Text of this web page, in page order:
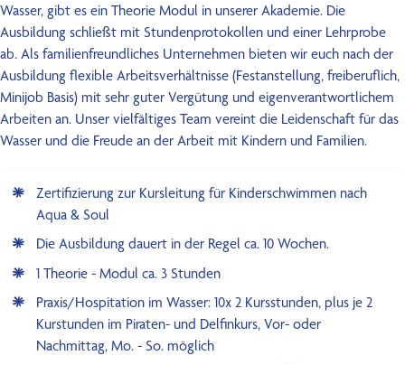
Wasser, gibt es ein Theorie Modul in unserer Akademie. Die
Ausbildung schließt mit Stundenprotokollen und einer Lehrprobe
ab. Als familienfreundliches Unternehmen bieten wir euch nach der
Ausbildung flexible Arbeitsverhältnisse (Festanstellung, freiberuflich,
Minijob Basis) mit sehr guter Vergütung und eigenverantwortlichem
Arbeiten an. Unser vielfältiges Team vereint die Leidenschaft für das
Wasser und die Freude an der Arbeit mit Kindern und Familien.
Zertifizierung zur Kursleitung für Kinderschwimmen nach
Aqua & Soul
Die Ausbildung dauert in der Regel ca. 10 Wochen.
1 Theorie - Modul ca. 3 Stunden
Praxis/Hospitation im Wasser: 10x 2 Kursstunden, plus je 2
Kurstunden im Piraten- und Delfinkurs, Vor- oder
Nachmittag, Mo. - So. möglich